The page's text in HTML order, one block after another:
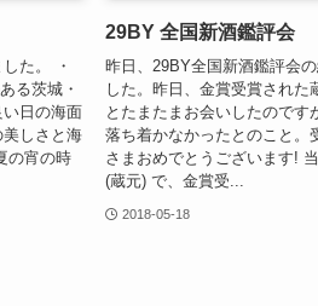
た。 ・
る茨城・
日の海面
しさと海
の宵の時
29BY 全国新酒鑑評会
昨日、29BY全国新酒鑑評会
した。昨日、金賞受賞された
とたまたまお会いしたのです
落ち着かなかったとのこと。
さまおめでとうございます!
(蔵元) で、金賞受...
2018-05-18